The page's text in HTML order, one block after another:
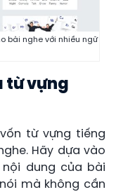
bài nghe với nhiều ngữ
từ vựng
từ vựng tiếng
Hãy dựa vào
dung của bài
mà không cần